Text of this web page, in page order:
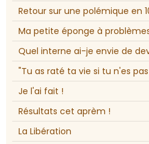
Retour sur une polémique en
Ma petite éponge à
Quel interne ai-je envie de
"Tu as raté ta vie si tu n'es
Je l'ai fait !
Résultats cet aprèm !
La Libération